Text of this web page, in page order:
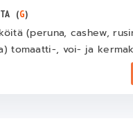
(G)
(peruna, cashew,
tomaatti-, voi- ja